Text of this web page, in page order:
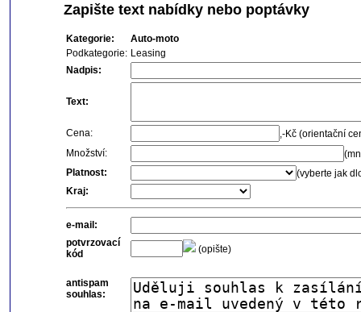
Zapište text nabídky nebo poptávky
Kategorie:
Auto-moto
Podkategorie: Leasing
Nadpis:
Text:
Cena:
,-Kč (orientační
Množství:
Platnost:
(vyberte jak
Kraj:
e-mail:
potvrzovací
kód
(opište)
antispam
souhlas: